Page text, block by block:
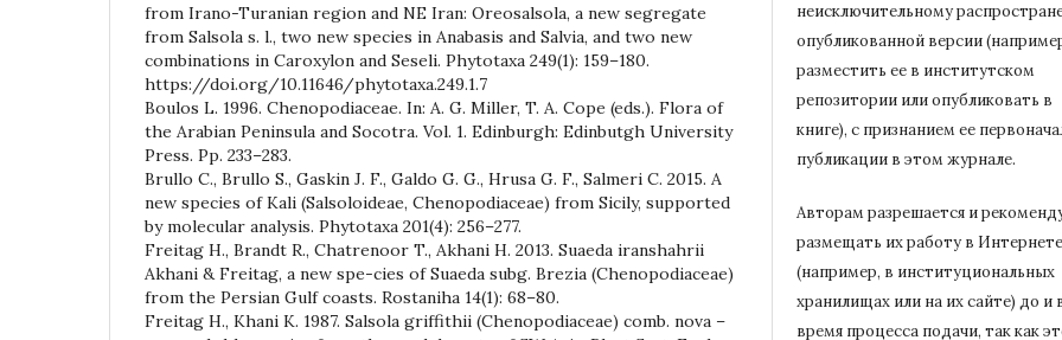
from Irano-Turanian region and NE Iran: Oreosalsola, a new segregate
from Salsola s. l., two new species in Anabasis and Salvia, and two new
combinations in Caroxylon and Seseli. Phytotaxa 249(1): 159–180.
https://doi.org/10.11646/phytotaxa.249.1.7
Boulos L. 1996. Chenopodiaceae. In: A. G. Miller, T. A. Cope (eds.). Flora of
the Arabian Peninsula and Socotra. Vol. 1. Edinburgh: Edinbutgh University
Press. Pp. 233–283.
Brullo C., Brullo S., Gaskin J. F., Galdo G. G., Hrusa G. F., Salmeri C. 2015. A
new species of Kali (Salsoloideae, Chenopodiaceae) from Sicily, supported
by molecular analysis. Phytotaxa 201(4): 256–277.
Freitag H., Brandt R., Chatrenoor T., Akhani H. 2013. Suaeda iranshahrii
Akhani & Freitag, a new spe-cies of Suaeda subg. Brezia (Chenopodiaceae)
from the Persian Gulf coasts. Rostaniha 14(1): 68–80.
Freitag H., Khani K. 1987. Salsola griffithii (Chenopodiaceae) comb. nova –
неисключительному
опубликованной версии
разместить ее в институтском
репозитории или опубликовать в
книге), с признанием ее
публикации в этом журнале.
Авторам разрешается и
размещать их работу в Интернете
(например, в институциональных
хранилищах или на их сайте) до и
время процесса подачи, так как